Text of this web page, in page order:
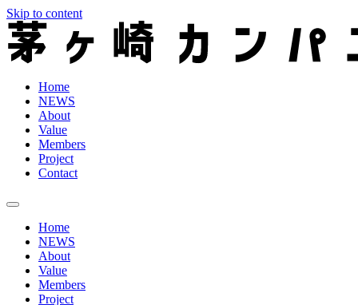
Skip to content
Home
NEWS
About
Value
Members
Project
Contact
Home
NEWS
About
Value
Members
Project